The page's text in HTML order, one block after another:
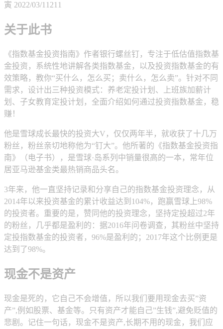
寅 2022/03/11 211
关于此书
《指数基金投资指南》作者银行螺丝钉，专注于低估值指数基
金投资，系统性地讲解各类指数基金，以及投资指数基金的有
效策略，教你“买什么，怎么买；卖什么，怎么卖”。针对不同
需求，设计出三种投资模式：养老定投计划、上班族加薪计
划、子女教育定投计划，全面介绍如何通过投资指数基金，稳
赚！
他是雪球成长最快的投资大V，仅仅两年半，就收获了十几万
粉丝，粉丝亲切地称他为“钉大”。他所著的《指数基金投资指
南》（电子书），是雪球·岛系列中销量很高的一本，常年位
居亚马逊基金类最热销商品头名。
3年来，他一直坚持记录和分享自己的指数基金投资理念，从
2014年以来投资基金的累计收益达到104%，跑赢雪球上98%
的投资者。重要的是，赞同他的投资理念，坚持定投超过2年
的粉丝，几乎都是盈利的：据2016年问卷调查，其粉丝中坚持
定投指数基金的投资者，96%是盈利的；2017年这个比例更是
达到了98%。
现金不是资产
现金是死的，它自己不会增值，所以我们要用现金去买”资
产”,例如股票、基金等。只有资产才能自己”生钱”,避免贬值的
悲剧。记住一句话，现金不是资产,长期不用的现金，我们应